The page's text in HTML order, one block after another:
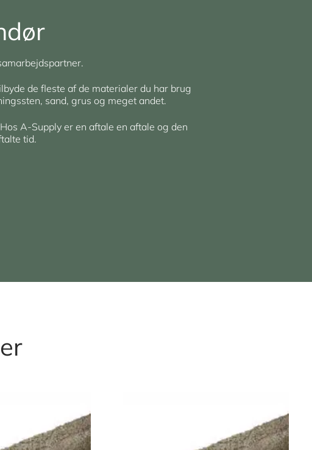
de fleste af de materialer du har brug
sand, grus og meget andet.
A-Supply er en aftale en aftale og den
tid.